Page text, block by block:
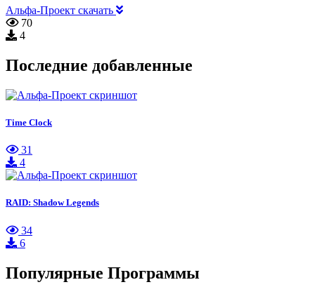
Альфа-Проект скачать
70
4
Последние добавленные
Time Clock
31
4
RAID: Shadow Legends
34
6
Популярные Программы